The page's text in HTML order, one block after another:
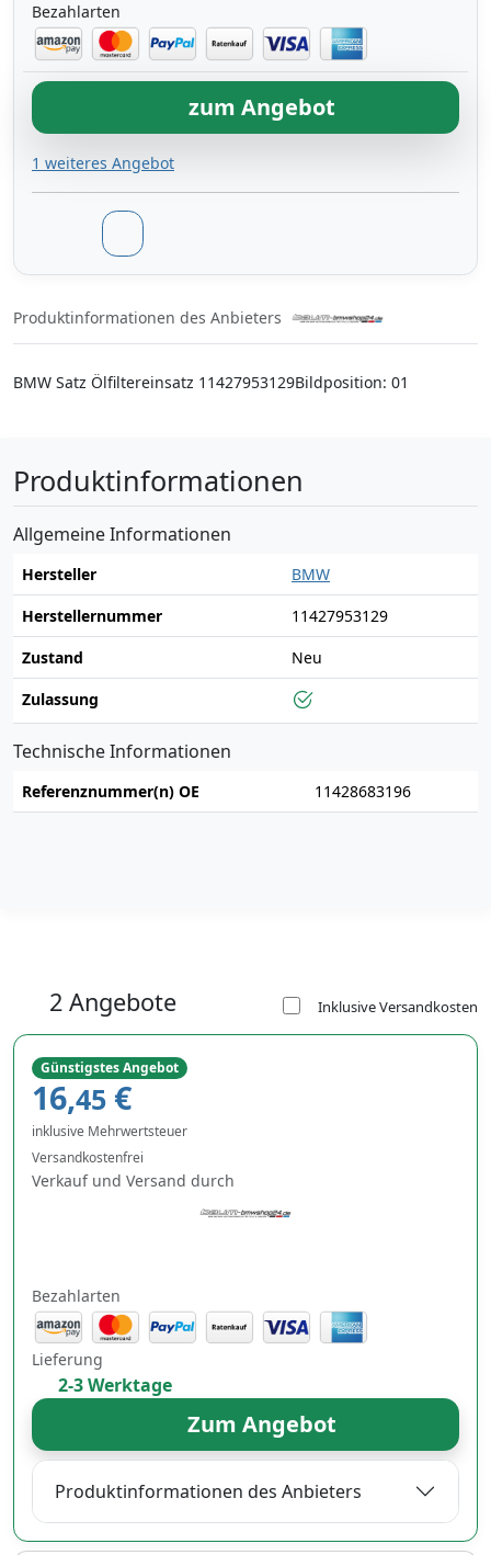
Bezahlarten
zum Angebot
1 weiteres Angebot
Produktinformationen des Anbieters
BMW Satz Ölfiltereinsatz 11427953129Bildposition: 01
Produktinformationen
Allgemeine Informationen
Hersteller
BMW
Herstellernummer
11427953129
Zustand
Neu
Zulassung
Technische Informationen
Referenznummer(n) OE 11428683196
2 Angebote Inklusive Versandkosten
Günstigstes Angebot
16,45 €
inklusive Mehrwertsteuer
Versandkostenfrei
Verkauf und Versand durch
Bezahlarten
Lieferung
2-3 Werktage
Zum Angebot
Produktinformationen des Anbieters